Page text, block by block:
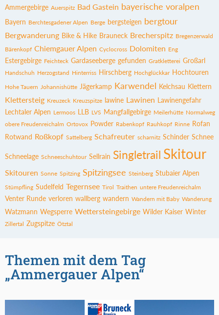
Ammergebirge Auerspitz Bad Gastein bayerische voralpen
Bayern Berchtesgadener Alpen Berge bergsteigen bergtour
Bergwanderung Bike & Hike Brauneck Brecherspitz Bregenzerwald
Bärenkopf Chiemgauer Alpen Cyclocross Dolomiten Eng
Estergebirge Feichteck Gardaseeberge gefunden Gratkletterei Großarl
Handschuh Herzogstand Hinterriss Hirschberg Hochglückkar Hochtouren
Hohe Tauern Johannishütte Jägerkamp Karwendel Kelchsau Klettern
Klettersteig Kreuzeck Kreuzspitze lawine Lawinen Lawinengefahr
Lechtaler Alpen Lermoos LLB LVS Mangfallgebirge Meilerhütte Normalweg
obere Freudenreichalm Ortovox Powder Rabenkopf Rauhkopf Rinne Rofan
Rotwand Roßkopf Sattelberg Schafreuter scharnitz Schinder Schnee
Schneelage Schneeschuhtour Sellrain Singletrail Skitour
Skitouren Sonne Spitzing Spitzingsee Steinberg Stubaier Alpen
Stümpfling Sudelfeld Tegernsee Tirol Traithen untere Freudenreichalm
Venter Runde verloren wallberg wandern Wandern mit Baby Wanderung
Watzmann Wegsperre Wettersteingebirge Wilder Kaiser Winter
Zillertal Zugspitze Ötztal
Themen mit dem Tag
„Ammergauer Alpen“